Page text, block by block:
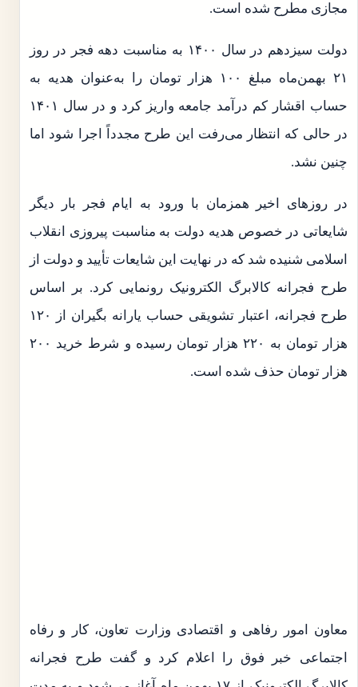
مجازی مطرح شده است.
دولت سیزدهم در سال ۱۴۰۰ به مناسبت دهه فجر در روز
۲۱ بهمن‌ماه مبلغ ۱۰۰ هزار تومان را به‌عنوان هدیه به
حساب اقشار کم درآمد جامعه واریز کرد و در سال ۱۴۰۱
در حالی که انتظار می‌رفت این طرح مجدداً اجرا شود اما
چنین نشد.
در روزهای اخیر همزمان با ورود به ایام فجر بار دیگر
شایعاتی در خصوص هدیه دولت به مناسبت پیروزی انقلاب
اسلامی شنیده شد که در نهایت این شایعات تأیید و دولت از
طرح فجرانه کالابرگ الکترونیک رونمایی کرد. بر اساس
طرح فجرانه، اعتبار تشویقی حساب یارانه بگیران از ۱۲۰
هزار تومان به ۲۲۰ هزار تومان رسیده و شرط خرید ۲۰۰
هزار تومان حذف شده است.
معاون امور رفاهی و اقتصادی وزارت تعاون، کار و رفاه
اجتماعی خبر فوق را اعلام کرد و گفت طرح فجرانه